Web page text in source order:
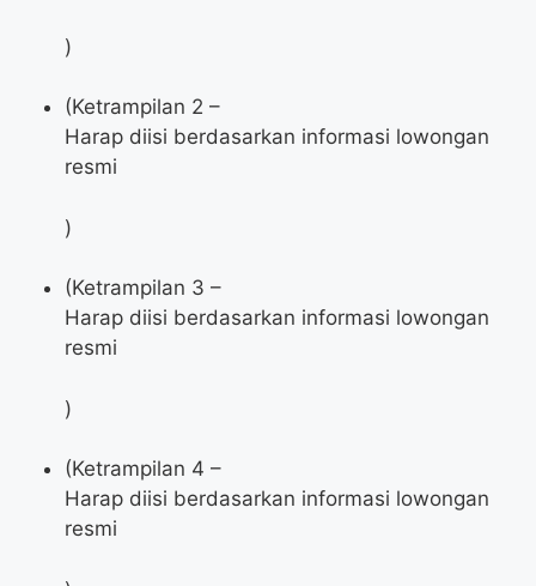
)
(Ketrampilan 2 –
Harap diisi berdasarkan informasi lowongan
resmi
)
(Ketrampilan 3 –
Harap diisi berdasarkan informasi lowongan
resmi
)
(Ketrampilan 4 –
Harap diisi berdasarkan informasi lowongan
resmi